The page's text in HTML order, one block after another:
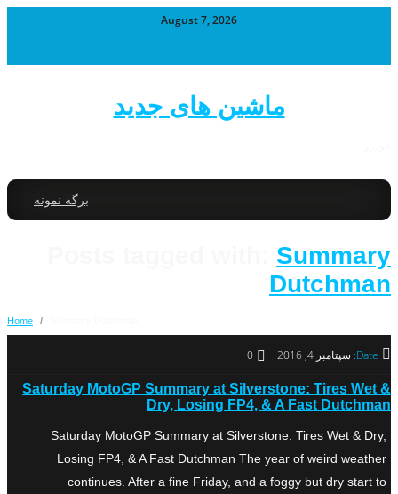
August 7, 2026
ماشین های جدید
برگه نمونه
Summary
Dutchman
Home /
Date: سپتامبر 4, 2016 0
Saturday MotoGP Summary at Silverstone: Tires Wet &
Dry, Losing FP4, & A Fast Dutchman
Saturday MotoGP Summary at Silverstone: Tires Wet & Dry,
Losing FP4, & A Fast Dutchman The year of weird weather
continues. After a fine Friday, and a foggy but dry start to